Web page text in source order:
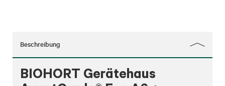
Beschreibung
BIOHORT Gerätehaus